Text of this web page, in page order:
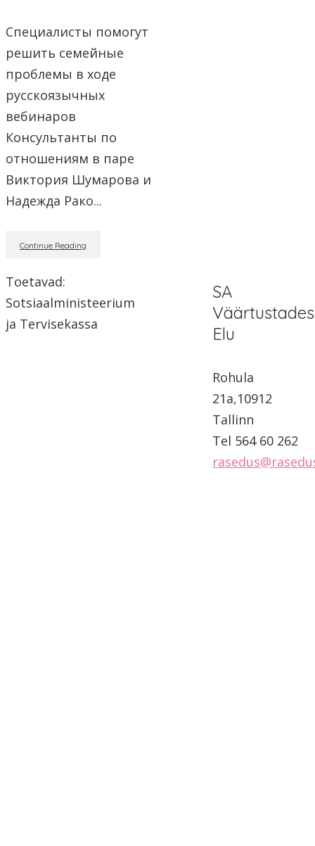
Специалисты помогут
решить семейные
проблемы в ходе
русскоязычных
вебинаров
Консультанты по
отношениям в паре
Виктория Шумарова и
Надежда Рако...
Continue Reading
Toetavad:
Sotsiaalministeerium
ja Tervisekassa
SA
Väärtustades
Elu
Rohula
21a,10912
Tallinn
Tel 564 60 262